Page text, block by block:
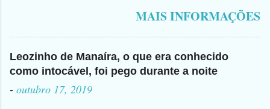
vulgo ( CORRÓ ) falou como tudo aconteceu ...
MAIS INFORMAÇÕES
Leozinho de Manaíra, o que era conhecido
como intocável, foi pego durante a noite
- outubro 17, 2019